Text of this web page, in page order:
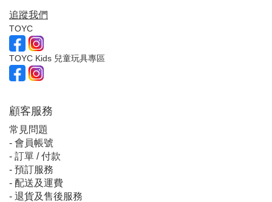
追蹤我們
TOYC
TOYC Kids 兒童玩具專區
顧客服務
常見問題
- 會員帳號
- 訂單 / 付款
- 預訂服務
- 配送及運費
- 退貨及售後服務